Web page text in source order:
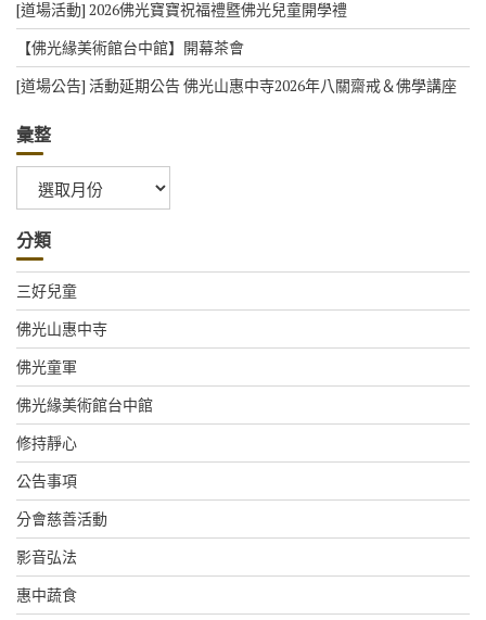
[道場活動] 2026佛光寶寶祝福禮暨佛光兒童開學禮
【佛光緣美術館台中館】開幕茶會
[道場公告] 活動延期公告 佛光山惠中寺2026年八關齋戒＆佛學講座
彙整
分類
三好兒童
佛光山惠中寺
佛光童軍
佛光緣美術館台中館
修持靜心
公告事項
分會慈善活動
影音弘法
惠中蔬食